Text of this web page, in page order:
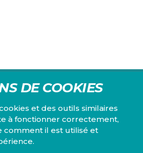
DE COOKIES
et des outils similaires
à fonctionner correctement,
comment il est utilisé et
l'Institut Emile Vandervelde se
sur toutes les questions d'ordre